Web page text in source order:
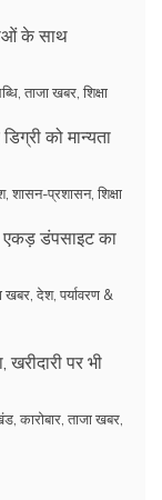
के साथ
, ताजा खबर, शिक्षा
को मान्यता
, शासन-प्रशासन, शिक्षा
एकड़ डंपसाइट का
खबर, देश, पर्यावरण &
पर भी
, कारोबार, ताजा खबर,